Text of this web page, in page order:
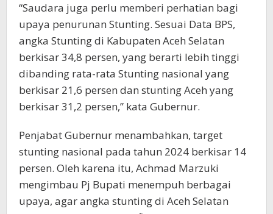
“Saudara juga perlu memberi perhatian bagi
upaya penurunan Stunting. Sesuai Data BPS,
angka Stunting di Kabupaten Aceh Selatan
berkisar 34,8 persen, yang berarti lebih tinggi
dibanding rata-rata Stunting nasional yang
berkisar 21,6 persen dan stunting Aceh yang
berkisar 31,2 persen,” kata Gubernur.
Penjabat Gubernur menambahkan, target
stunting nasional pada tahun 2024 berkisar 14
persen. Oleh karena itu, Achmad Marzuki
mengimbau Pj Bupati menempuh berbagai
upaya, agar angka stunting di Aceh Selatan